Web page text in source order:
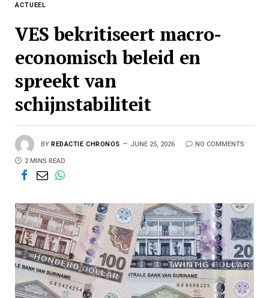
ACTUEEL
VES bekritiseert macro-
economisch beleid en
spreekt van
schijnstabiliteit
BY REDACTIE CHRONOS JUNE 25, 2026 NO COMMENTS
2 MINS READ